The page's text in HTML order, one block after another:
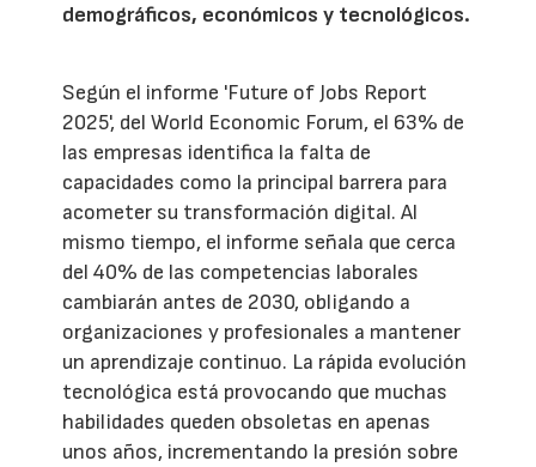
demográficos, económicos y tecnológicos.
Según el informe 'Future of Jobs Report
2025', del World Economic Forum, el 63% de
las empresas identifica la falta de
capacidades como la principal barrera para
acometer su transformación digital. Al
mismo tiempo, el informe señala que cerca
del 40% de las competencias laborales
cambiarán antes de 2030, obligando a
organizaciones y profesionales a mantener
un aprendizaje continuo. La rápida evolución
tecnológica está provocando que muchas
habilidades queden obsoletas en apenas
unos años, incrementando la presión sobre